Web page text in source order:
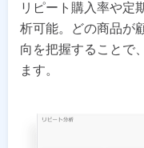
リピート購入率や定
析可能。どの商品が
向を把握することで
ます。